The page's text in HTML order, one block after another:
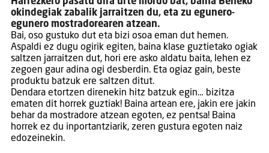
Harrezkero pasatu dira urte mordo bat, baina Beheko
okindegiak zabalik jarraitzen du, eta zu egunero-
egunero mostradorearen atzean.
Bai, oso gustuko dut eta bizi osoa eman dut hemen.
Aspaldi ez dugu ogirik egiten, baina klase guztietako ogiak
saltzen jarraitzen dut, hori ere asko aldatu baita, lehen ez
zegoen gaur adina ogi desberdin. Eta ogiaz gain, beste
produktu batzuk ere saltzen ditut.
Dendara etortzen direnekin hitz batzuk egin… bizitza
ematen dit horrek guztiak! Baina artean ere, jakin ere jakin
behar da mostradore atzean egoten, ez pentsa! Baina
horrek ez du inportantziarik, zeren gustura egoten naiz
edozeinekin.